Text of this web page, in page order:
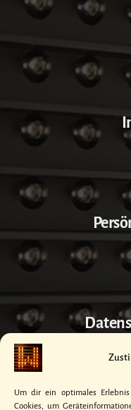
Um dir ein optimales
Cookies, um